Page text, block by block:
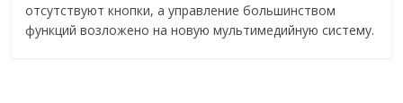
отсутствуют кнопки, а управление большинством
функций возложено на новую мультимедийную систему.